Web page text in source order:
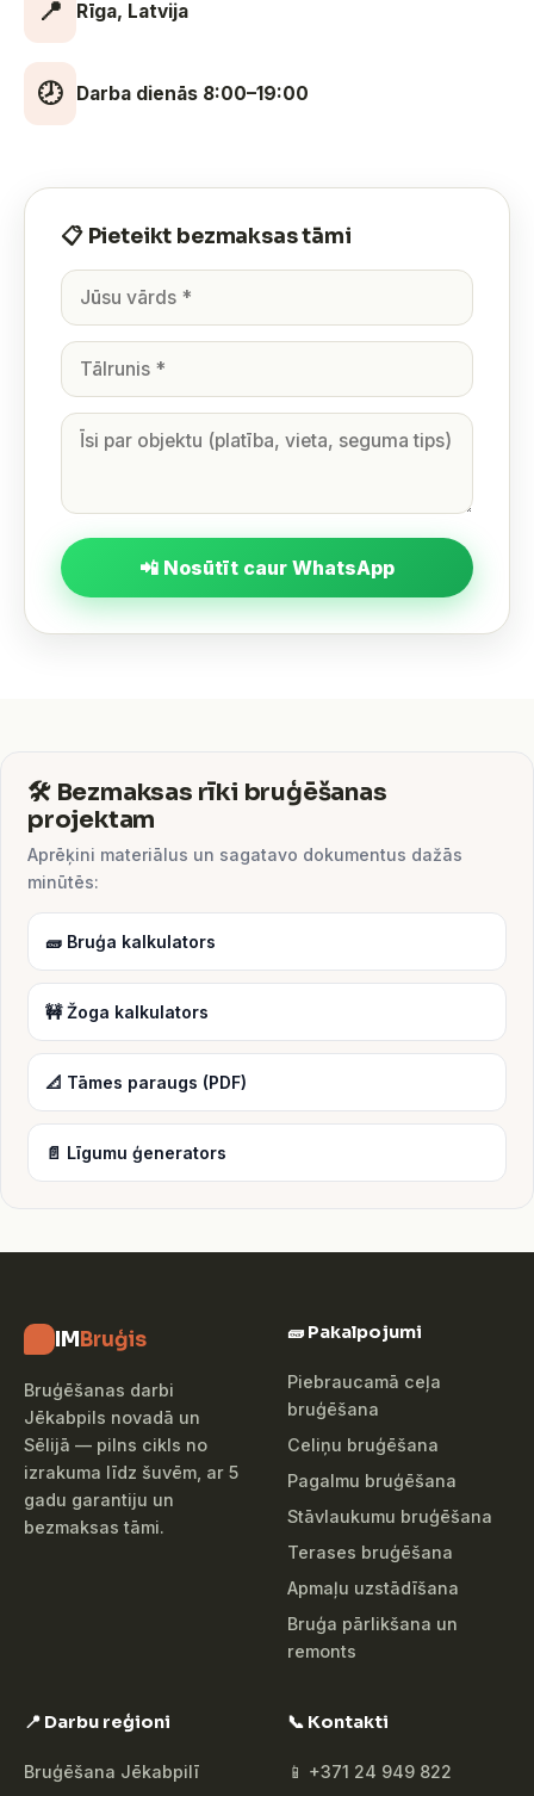
📍 Rīga, Latvija
🕗 Darba dienās 8:00–19:00
📋 Pieteikt bezmaksas tāmi
📲 Nosūtīt caur WhatsApp
🛠️ Bezmaksas rīki bruģēšanas
projektam
Aprēķini materiālus un sagatavo dokumentus dažās
minūtēs:
🧱 Bruģa kalkulators
🚧 Žoga kalkulators
📐 Tāmes paraugs (PDF)
📄 Līgumu ģenerators
IMBruģis
Bruģēšanas darbi
Jēkabpils novadā un
Sēlijā — pilns cikls no
izrakuma līdz šuvēm, ar 5
gadu garantiju un
bezmaksas tāmi.
🧱 Pakalpojumi
Piebraucamā ceļa
bruģēšana
Celiņu bruģēšana
Pagalmu bruģēšana
Stāvlaukumu bruģēšana
Terases bruģēšana
Apmaļu uzstādīšana
Bruģa pārlikšana un
remonts
📍 Darbu reģioni
Bruģēšana Jēkabpilī
📞 Kontakti
📱 +371 24 949 822